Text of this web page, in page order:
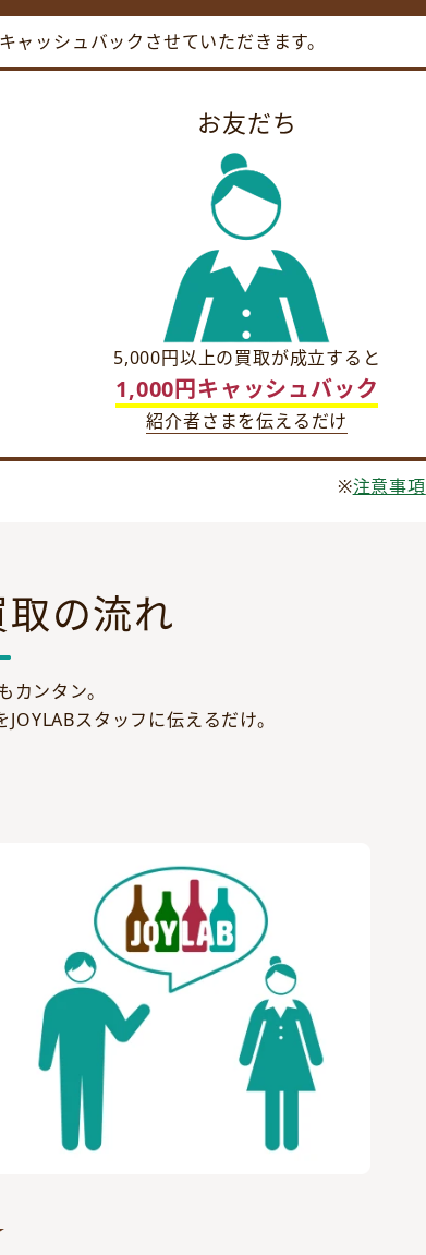
ャッシュバックさせていただきます。
お友だち
5,000円以上の買取が成立すると
1,000円キャッシュバック
紹介者さまを伝えるだけ
※注意事項
の流れ
カンタン。
スタッフに伝えるだけ。